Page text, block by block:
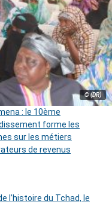
© (DR)
: le 10ème
forme les
sur les métiers
de revenus
l’histoire du Tchad, le